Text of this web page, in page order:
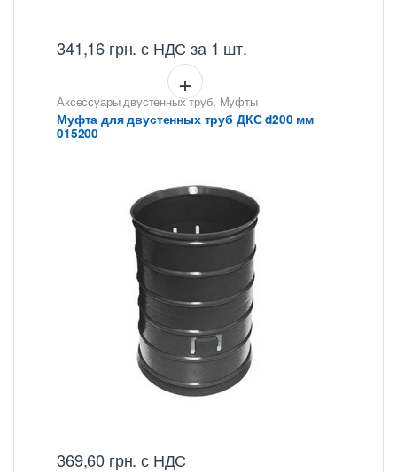
341,16 грн. с НДС за 1 шт.
Аксессуары двустенных труб, Муфты
соединительные ДКС
Муфта для двустенных труб ДКС d200 мм
015200
369,60 грн. с НДС